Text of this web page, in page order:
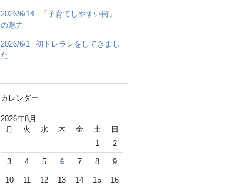
2026/6/14
「子育てしやすい街」
の魅力
2026/6/1
初トレランをしてきまし
た
カレンダー
2026年8月
月 火 水 木 金 土 日
1 2
3 4 5 6 7 8 9
10 11 12 13 14 15 16